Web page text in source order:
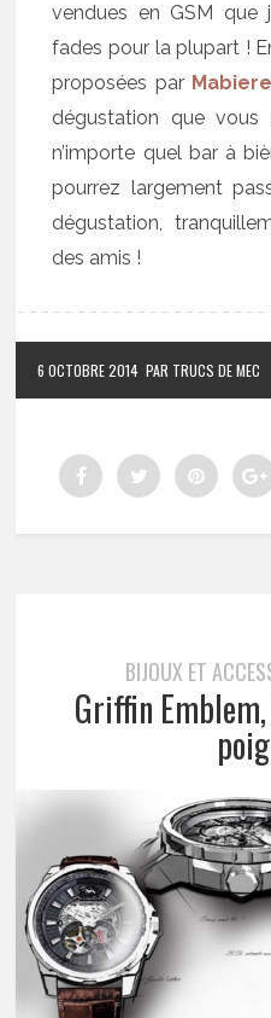
vendues en GSM
fades pour la plupart !
proposées par
dégustation que
n’importe quel bar à
pourrez largement
dégustation,
des amis !
6 OCTOBRE 2014 PAR TRUCS DE MEC
BIJOUX ET
Griffin